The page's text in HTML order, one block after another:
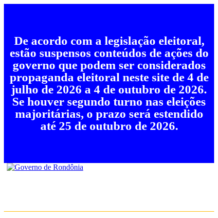
De acordo com a legislação eleitoral,
estão suspensos conteúdos de ações do
governo que podem ser considerados
propaganda eleitoral neste site de 4 de
julho de 2026 a 4 de outubro de 2026.
Se houver segundo turno nas eleições
majoritárias, o prazo será estendido
até 25 de outubro de 2026.